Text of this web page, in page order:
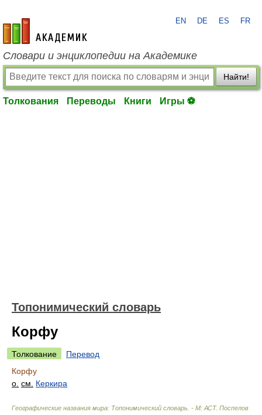
academic.ru
EN DE ES FR
Словари и энциклопедии на Академике
Найти!
Толкования Переводы Книги Игры ⚽
Топонимический словарь
Корфу
Толкование
Перевод
Корфу
о. см. Керкира
Географические названия мира: Топонимический словарь. - М: АСТ. Поспелов